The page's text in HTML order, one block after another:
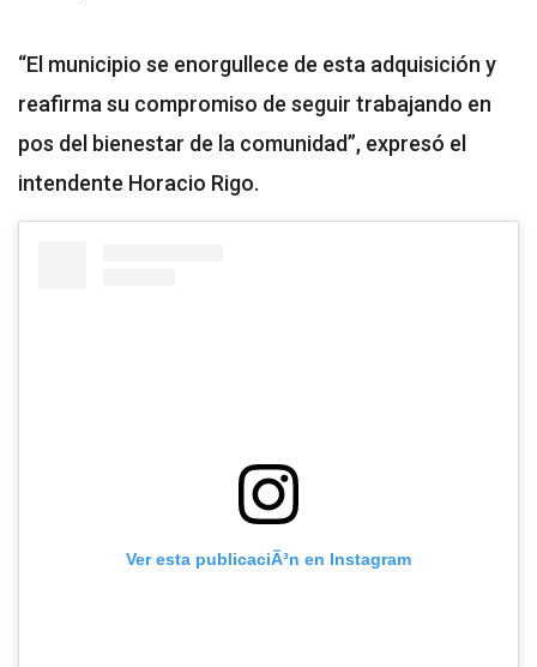
“El municipio se enorgullece de esta adquisición y
reafirma su compromiso de seguir trabajando en
pos del bienestar de la comunidad”, expresó el
intendente Horacio Rigo.
Ver esta publicaciÃ³n en Instagram